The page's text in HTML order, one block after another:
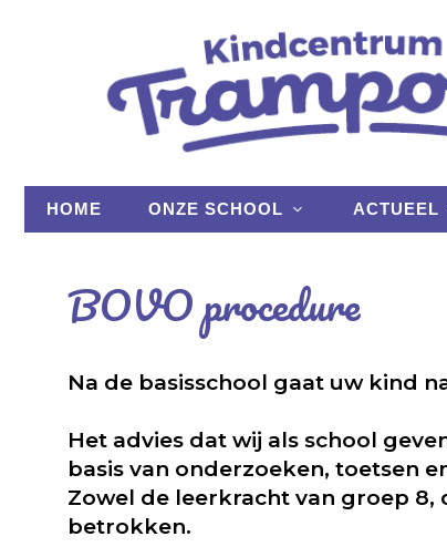
HOME ONZE SCHOOL ACTUEEL
BOVO procedure
Na de basisschool gaat uw kind
Het advies dat wij als school
basis van onderzoeken, toetsen
Zowel de leerkracht van groep
betrokken.